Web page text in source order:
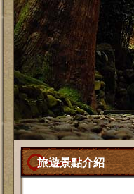
旅遊景點介紹